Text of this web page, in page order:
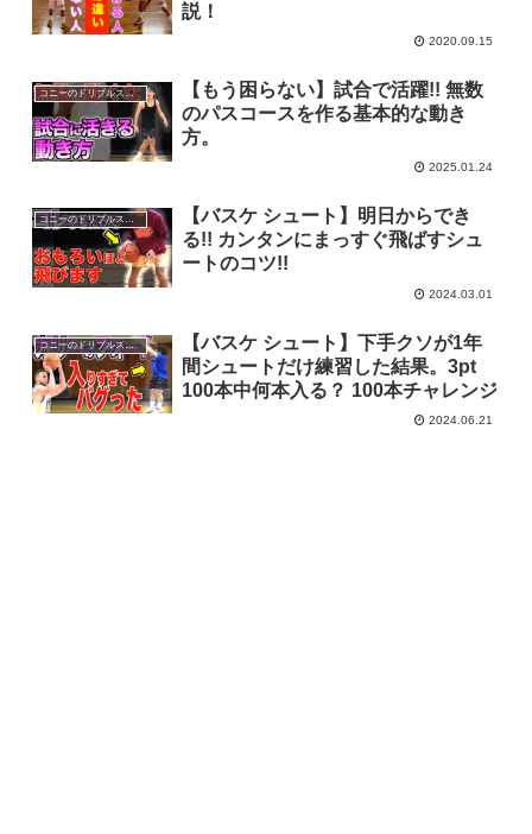
説！
2020.09.15
コニーのドリブルスクール
【もう困らない】試合で活躍!! 無数
のパスコースを作る基本的な動き
方。
2025.01.24
コニーのドリブルスクール
【バスケ シュート】明日からでき
る!! カンタンにまっすぐ飛ばすシュ
ートのコツ!!
2024.03.01
コニーのドリブルスクール
【バスケ シュート】下手クソが1年
間シュートだけ練習した結果。3pt
100本中何本入る？ 100本チャレンジ
2024.06.21